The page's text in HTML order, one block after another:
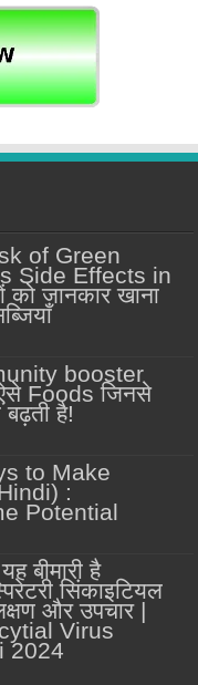
of Green
Side Effects in
जानकार खाना
booster
Foods जिनसे
बढ़ती है!
to Make
:
Potential
बीमारी है
सिंकाइटियल
और उपचार |
Virus
2024